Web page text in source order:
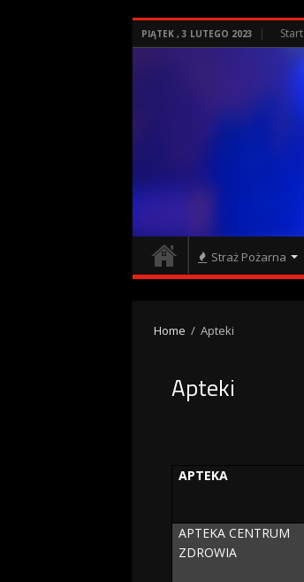
PIĄTEK , 3 LUTEGO 2023 Start
Straż Pożarna
Home / Apteki
Apteki
APTEKA
APTEKA CENTRUM
ZDROWIA